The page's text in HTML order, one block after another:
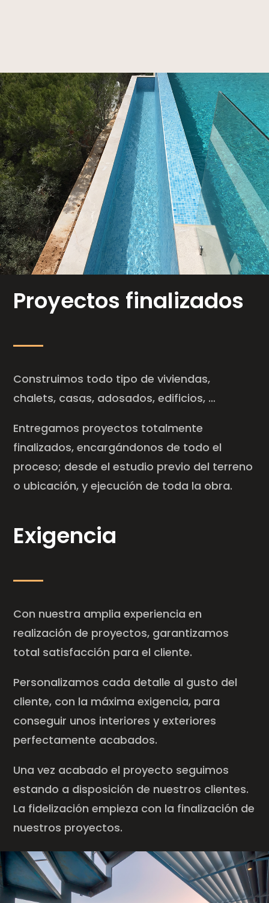
Proyectos finalizados
Construimos todo tipo de viviendas,
chalets, casas, adosados, edificios, …
Entregamos proyectos totalmente
finalizados, encargándonos de todo el
proceso; desde el estudio previo del terreno
o ubicación, y ejecución de toda la obra.
Exigencia
Con nuestra amplia experiencia en
realización de proyectos, garantizamos
total satisfacción para el cliente.
Personalizamos cada detalle al gusto del
cliente, con la máxima exigencia, para
conseguir unos interiores y exteriores
perfectamente acabados.
Una vez acabado el proyecto seguimos
estando a disposición de nuestros clientes.
La fidelización empieza con la finalización de
nuestros proyectos.